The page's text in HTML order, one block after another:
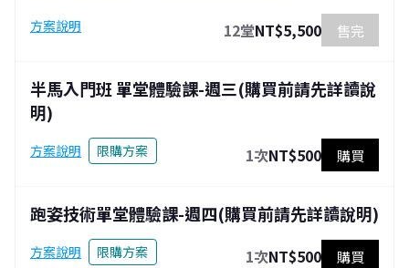
方案說明 12堂NT$5,500 售完
半馬入門班 單堂體驗課-週三(購買前請先詳讀說
明)
方案說明 限購方案 1次NT$500 購買
跑姿技術單堂體驗課-週四(購買前請先詳讀說明)
方案說明 限購方案 1次NT$500 購買